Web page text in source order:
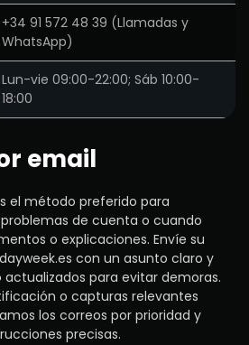
+34 91 572 48 39 (Llamadas y
WhatsApp)
Lun-vie 09:00-22:00; Sáb 10:00-
18:00
email
el método preferido para
de cuenta o cuando
o explicaciones. Envíe su
con un asunto claro y
para evitar demoras.
o capturas relevantes
los correos por prioridad y
precisas.